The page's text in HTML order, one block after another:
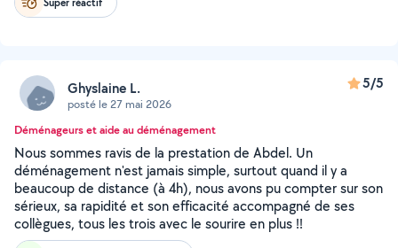
Ghyslaine L.
posté le 27 mai 2026
5/5
Déménageurs et aide au déménagement
Nous sommes ravis de la prestation de Abdel. Un
déménagement n'est jamais simple, surtout quand il y a
beaucoup de distance (à 4h), nous avons pu compter sur son
sérieux, sa rapidité et son efficacité accompagné de ses
collègues, tous les trois avec le sourire en plus !!